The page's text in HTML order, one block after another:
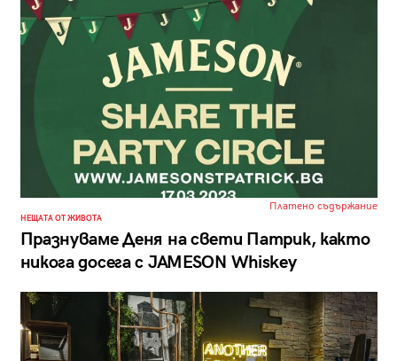
Платено съдържание
НЕЩАТА ОТ ЖИВОТА
Празнуваме Деня на свети Патрик, както
никога досега с JAMESON Whiskey